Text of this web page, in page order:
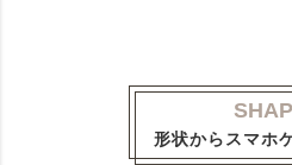
形状からスマホ